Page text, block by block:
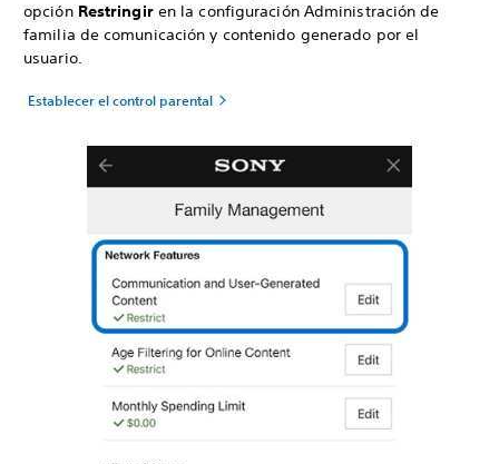
opción Restringiren la configuración Administración de
familia de comunicación y contenido generado por el
usuario.
Establecer el control parental